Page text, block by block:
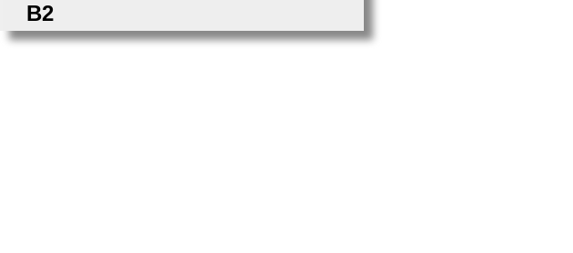
B2